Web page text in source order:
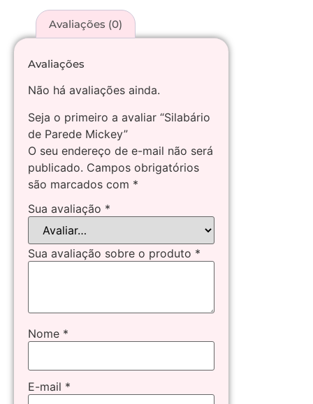
Avaliações (0)
Avaliações
Não há avaliações ainda.
Seja o primeiro a avaliar “Silabário
de Parede Mickey”
O seu endereço de e-mail não será
publicado. Campos obrigatórios
são marcados com *
Sua avaliação *
Sua avaliação sobre o produto *
Nome *
E-mail *